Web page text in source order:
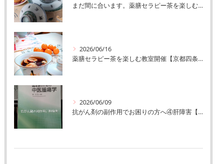
まだ間に合います。薬膳セラピー茶を楽しむ教室【京都四条河原町漢方錦】
2026/06/16
薬膳セラピー茶を楽しむ教室開催【京都四条河原町漢方錦】
2026/06/09
抗がん剤の副作用でお困りの方へ④肝障害【京都四条河原町漢方錦】